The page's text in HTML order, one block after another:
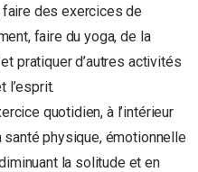
des exercices de
faire du yoga, de la
pratiquer d’autres activités
l’esprit.
quotidien, à l’intérieur
santé physique, émotionnelle
la solitude et en